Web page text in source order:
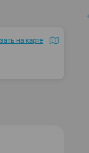
на карте